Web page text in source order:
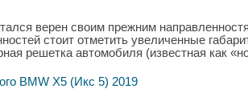
верен своим прежним
стоит отметить увеличенные
решетка автомобиля (известная как